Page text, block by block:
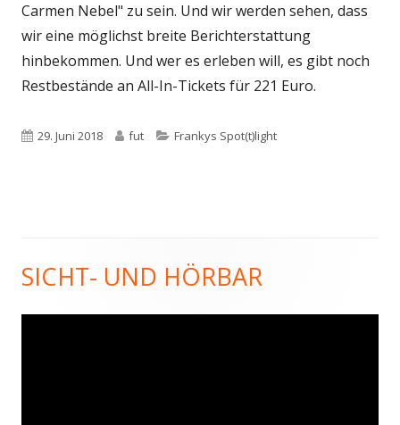
Carmen Nebel" zu sein. Und wir werden sehen, dass
wir eine möglichst breite Berichterstattung
hinbekommen. Und wer es erleben will, es gibt noch
Restbestände an All-In-Tickets für 221 Euro.
Veröffentlicht
29. Juni 2018 Autor
fut Kategorien
Frankys Spot(t)light
Haupt-
Seitenleiste
SICHT- UND HÖRBAR